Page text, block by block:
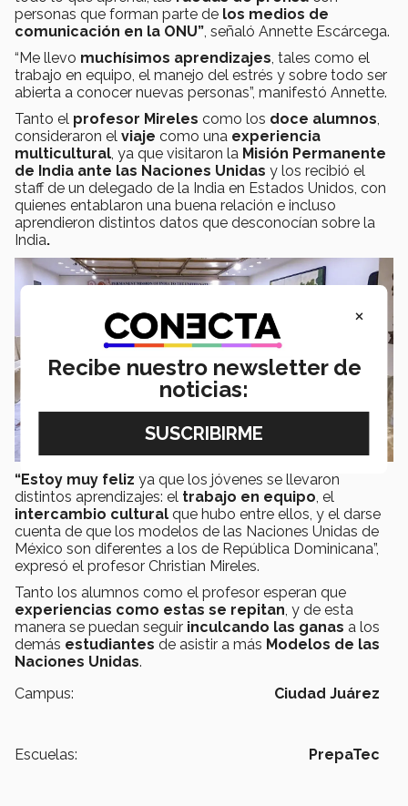
personas que forman parte de los medios de
comunicación en la ONU” , señaló Annette Escárcega.
“Me llevo muchísimos aprendizajes , tales como el
trabajo en equipo, el manejo del estrés y sobre todo ser
abierta a conocer nuevas personas”, manifestó Annette.
Tanto el profesor Mireles como los doce alumnos
consideraron el viaje como una experiencia
multicultural , ya que visitaron la Misión Permanente
de India ante las Naciones Unidas y los recibió el
staff de un delegado de la India en Estados Unidos, con
quienes entablaron una buena relación e incluso
aprendieron distintos datos que desconocían sobre la
India.
“Estoy muy feliz ya que los jóvenes se llevaron
distintos aprendizajes: el trabajo en equipo, el
intercambio cultural que hubo entre ellos, y el darse
cuenta de que los modelos de las Naciones Unidas de
México son diferentes a los de República Dominicana”,
expresó el profesor Christian Mireles.
Tanto los alumnos como el profesor esperan que
experiencias como estas se repitan, y de esta
manera se puedan seguir inculcando las ganas a los
demás estudiantes de asistir a más Modelos de las
Naciones Unidas.
Campus:
Ciudad Juárez
Escuelas: PrepaTec
×
Recibe nuestro newsletter de
noticias: